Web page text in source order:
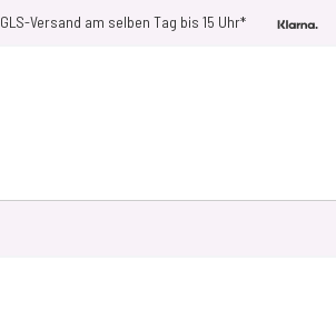
GLS-Versand am selben Tag bis 15 Uhr*